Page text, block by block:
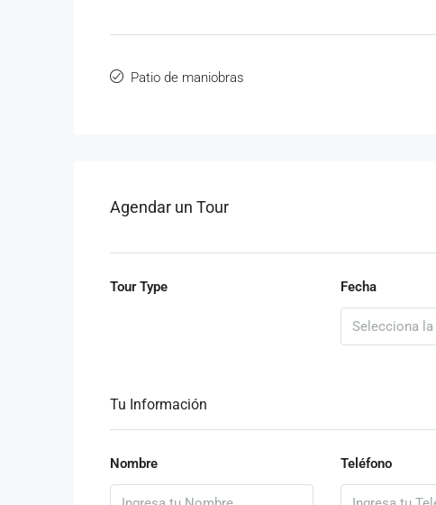
Patio de maniobras
Agendar un Tour
Tour Type Fecha
Tu Información
Nombre Teléfono